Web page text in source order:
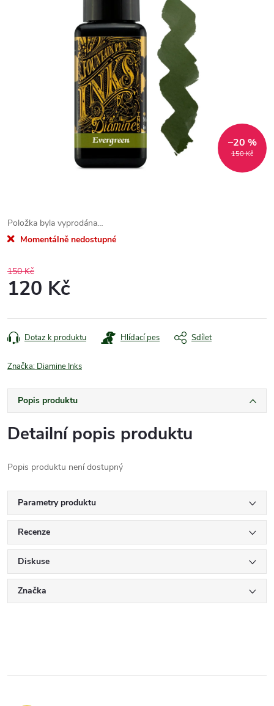
150 Kč
–20 %
Položka byla vyprodána…
Momentálně nedostupné
150 Kč
120 Kč
cena:
Dotaz k produktu Hlídací pes Sdílet
Značka: Diamine Inks
Popis produktu
Detailní popis produktu
Popis produktu není dostupný
Parametry produktu
Recenze
Diskuse
Značka